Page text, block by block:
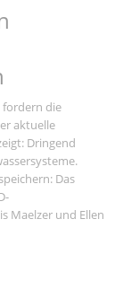
die
aktuelle
Dringend
Das
Maelzer und Ellen